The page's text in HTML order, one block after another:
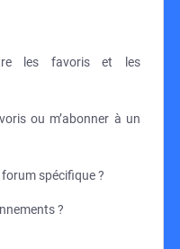
les favoris et les
ou m’abonner à un
spécifique ?
?